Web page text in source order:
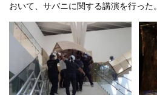
おいて、サバニに関する講演を行った。